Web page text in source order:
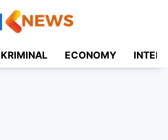
KRIMINAL ECONOMY